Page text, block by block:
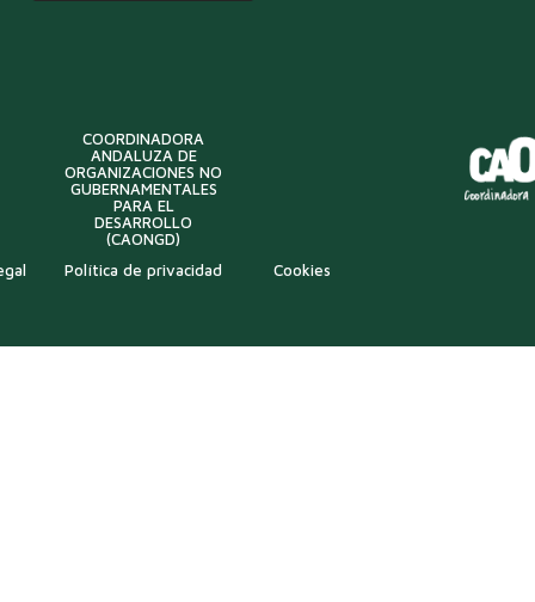
COORDINADORA
ANDALUZA DE
ORGANIZACIONES NO
GUBERNAMENTALES
PARA EL
DESARROLLO
(CAONGD)
Política de privacidad Cookies